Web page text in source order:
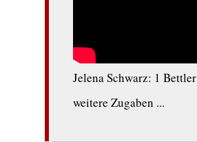
Jelena Schwarz: 1 Bettler
weitere Zugaben ...